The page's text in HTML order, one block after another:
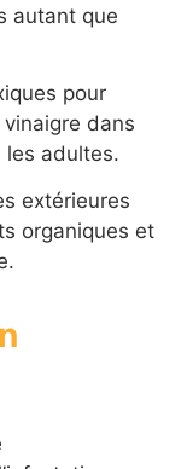
autant que
pour
dans
les adultes.
extérieures
organiques et